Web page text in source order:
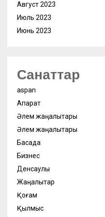
Август 2023
Июль 2023
Июнь 2023
Санаттар
aspan
Ақпарат
Әлем жаңалықтары
Әлем жаңалықтары
Басқада
Бизнес
Денсаулық
Жаңалықтар
Қоғам
Қылмыс